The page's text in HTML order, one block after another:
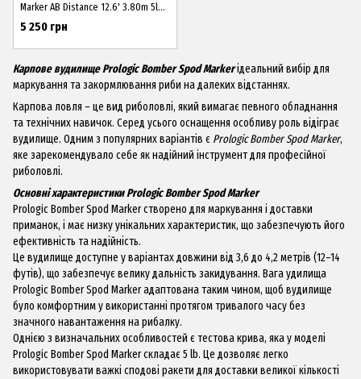
Marker AB Distance 12.6' 3.80m 5lbs
2sec.
5 250 грн
Карпове вудилище Prologic Bomber Spod Markerідеальний вибір для
маркування та закормлювання риби на далеких відстаннях.
Карпова ловля – це вид риболовлі, який вимагає певного обладнання
та технічних навичок. Серед усього оснащення особливу роль відіграє
вудилище. Одним з популярних варіантів є Prologic Bomber Spod Marker,
яке зарекомендувало себе як надійний інструмент для професійної
риболовлі.
Основні характеристики Prologic Bomber Spod Marker
Prologic Bomber Spod Marker створено для маркування і доставки
приманок, і має низку унікальних характеристик, що забезпечують його
ефективність та надійність.
Це вудилище доступне у варіантах довжини від 3,6 до 4,2 метрів (12–14
футів), що забезпечує велику дальність закидування. Вага удилища
Prologic Bomber Spod Marker адаптована таким чином, щоб вудилище
було комфортним у використанні протягом тривалого часу без
значного навантаження на рибалку.
Однією з визначальних особливостей є тестова крива, яка у моделі
Prologic Bomber Spod Marker складає 5 lb. Це дозволяє легко
використовувати важкі сподові ракети для доставки великої кількості